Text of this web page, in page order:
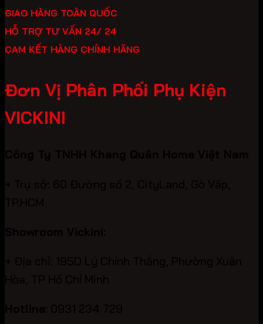
GIAO HÀNG TOÀN QUỐC
HỖ TRỢ TƯ VẤN 24/ 24
CAM KẾT HÀNG CHÍNH HÃNG
Đơn Vị Phân Phối Phụ Kiện
VICKINI